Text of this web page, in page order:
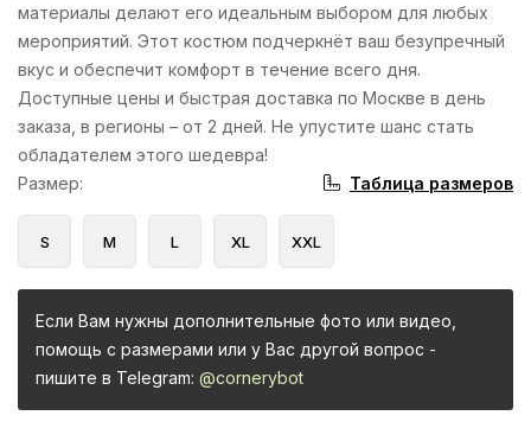
материалы делают его идеальным выбором для любых
мероприятий. Этот костюм подчеркнёт ваш безупречный
вкус и обеспечит комфорт в течение всего дня.
Доступные цены и быстрая доставка по Москве в день
заказа, в регионы – от 2 дней. Не упустите шанс стать
обладателем этого шедевра!
Размер: Таблица размеров
S M L XL XXL
Если Вам нужны дополнительные фото или видео,
помощь с размерами или у Вас другой вопрос -
пишите в Telegram: @cornerybot